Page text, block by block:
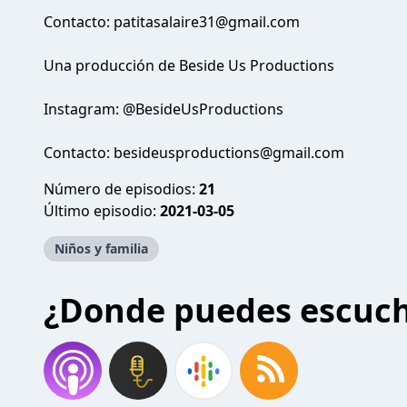
Contacto: patitasalaire31@gmail.com
Una producción de Beside Us Productions
Instagram: @BesideUsProductions
Contacto: besideusproductions@gmail.com
Número de episodios: 21
Último episodio: 2021-03-05
Niños y familia
¿Donde puedes